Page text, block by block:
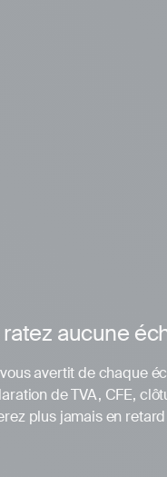
aucune
avertit de chaque
de TVA, CFE,
plus jamais en